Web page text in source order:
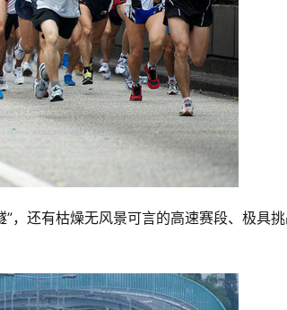
，还有枯燥无风景可言的高速赛段、极具